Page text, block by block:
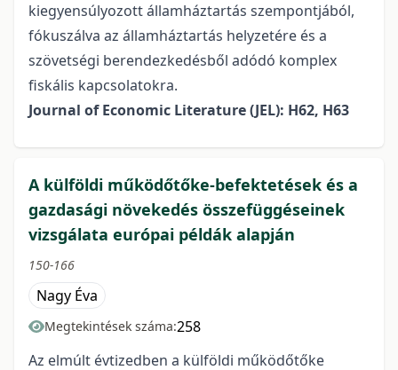
kiegyensúlyozott államháztartás szempontjából,
fókuszálva az államháztartás helyzetére és a
szövetségi berendezkedésből adódó komplex
fiskális kapcsolatokra.
Journal of Economic Literature (JEL): H62, H63
A külföldi működőtőke-befektetések és a
gazdasági növekedés összefüggéseinek
vizsgálata európai példák alapján
150-166
Nagy Éva
Megtekintések száma:258
Az elmúlt évtizedben a külföldi működőtőke